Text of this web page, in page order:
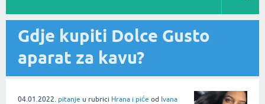
Gdje kupiti Dolce Gusto
aparat za kavu?
04.01.2022. pitanje u rubrici Hrana i piće od Ivana